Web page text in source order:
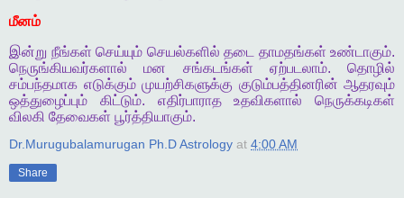
மீனம்
இன்று நீங்கள் செய்யும் செயல்களில் தடை தாமதங்கள் உண்டாகும்.
நெருங்கியவர்களால்
மன சங்கடங்கள் ஏற்படலாம். தொழில்
சம்பந்தமாக எடுக்கும் முயற்சிகளுக்கு குடும்பத்தினரின் ஆதரவும்
ஒத்துழைப்பும்
கிட்டும். எதிர்பாராத உதவிகளால்
நெருக்கடிகள்
விலகி தேவைகள் பூர்த்தியாகும்.
Dr.Murugubalamurugan Ph.D Astrology at 4:00 AM
Share